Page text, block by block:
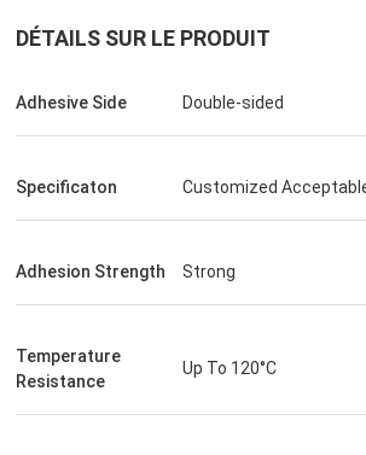
DÉTAILS SUR LE PRODUIT
Adhesive Side Double-sided
Specificaton Customized
Adhesion Strength Strong
Temperature
Resistance
Up To 120°C